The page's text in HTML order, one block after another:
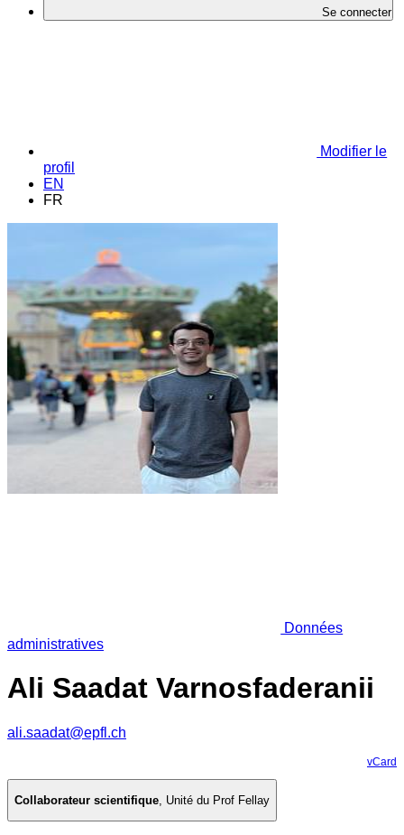
Se connecter
Modifier le
profil
EN
FR
Données
administratives
Ali Saadat Varnosfaderanii
ali.saadat@epfl.ch
vCard
Collaborateur scientifique, Unité du Prof Fellay